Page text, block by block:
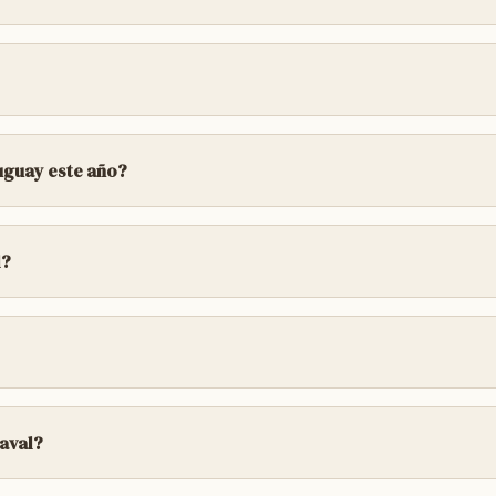
MESA, SIEMPRE Y CUANDO LAS CANTIDADES NO
este año?
febrero (por ejemplo: 7, 14, 16, 21 y 28) en elPredio
noche, y los espectáculos arrancan a partir de las
ocupar entre 45min y 65min horas de show